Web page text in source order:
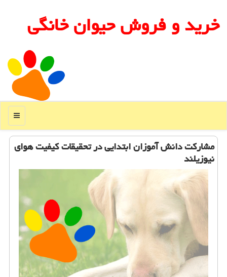
خرید و فروش حیوان خانگی
منو
مشاركت دانش آموزان ابتدایی در تحقیقات كیفیت هوای
نیوزیلند